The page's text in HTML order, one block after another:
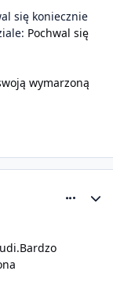
się koniecznie
Pochwal się
wymarzoną